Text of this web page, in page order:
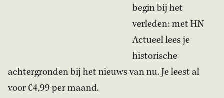
begin bij het
verleden: met HN
Actueel lees je
historische
achtergronden bij het nieuws van nu. Je leest al
voor €4,99 per maand.